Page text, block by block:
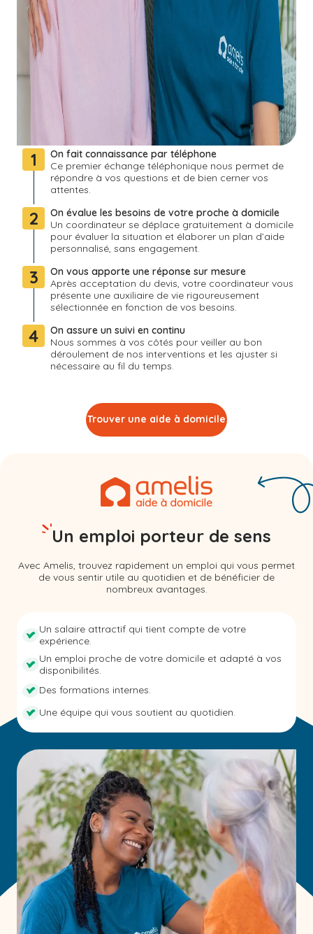
1
On fait connaissance par téléphone
Ce premier échange téléphonique nous permet de
répondre à vos questions et de bien cerner vos
attentes.
2
On évalue les besoins de votre proche à domicile
Un coordinateur se déplace gratuitement à domicile
pour évaluer la situation et élaborer un plan d’aide
personnalisé, sans engagement.
3
On vous apporte une réponse sur mesure
Après acceptation du devis, votre coordinateur vous
présente une auxiliaire de vie rigoureusement
sélectionnée en fonction de vos besoins.
4
On assure un suivi en continu
Nous sommes à vos côtés pour veiller au bon
déroulement de nos interventions et les ajuster si
nécessaire au fil du temps.
Trouver une aide à domicile
Un emploi porteur de sens
Avec Amelis, trouvez rapidement un emploi qui vous permet
de vous sentir utile au quotidien et de bénéficier de
nombreux avantages.
Un salaire attractif qui tient compte de votre
expérience.
Un emploi proche de votre domicile et adapté à vos
disponibilités.
Des formations internes.
Une équipe qui vous soutient au quotidien.